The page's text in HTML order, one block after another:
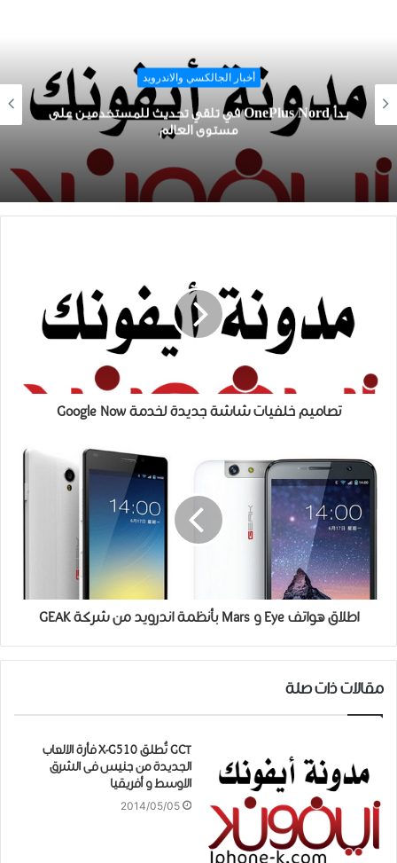
أخبار عامة
تحديث Xbox June
تصاميم خلفيات شاشة جديدة لخدمة Google Now
اطلاق هواتف Eye و Mars بأنظمة اندرويد من شركة GEAK
مقالات ذات صلة
GCT تُطلق X-G510 فأرة الالعاب
الجديدة من جنيس فى الشرق
الاوسط و أفريقيا
2014/05/05